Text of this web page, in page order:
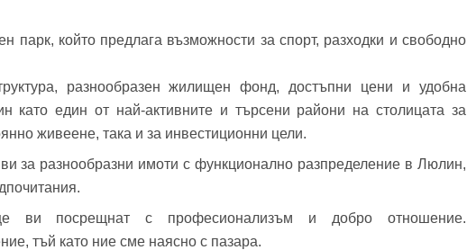
парк, който предлага възможности за спорт, разходки и свободно
разнообразен жилищен фонд, достъпни цени и удобна
като един от най-активните и търсени райони на столицата за
живеене, така и за инвестиционни цели.
за разнообразни имоти с функционално разпределение в Люлин,
ви посрещнат с професионализъм и добро отношение.
тъй като ние сме наясно с пазара.